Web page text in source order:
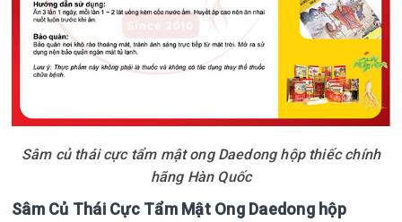
Sâm củ thái cực tẩm mật ong Daedong hộp thiếc chính
hãng Hàn Quốc
Sâm Củ Thái Cực Tẩm Mật Ong Daedong hộp